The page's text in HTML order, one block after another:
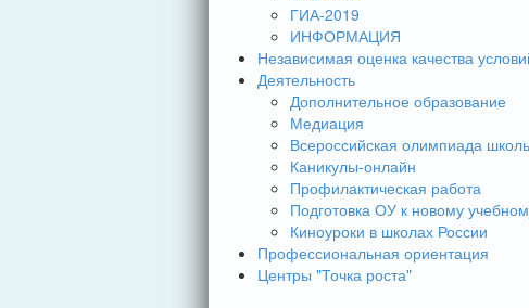
ГИА-2019
ИНФОРМАЦИЯ
Независимая оценка качества
Деятельность
Дополнительное образование
Медиация
Всероссийская олимпиада
Каникулы-онлайн
Профилактическая работа
Подготовка ОУ к новому
Киноуроки в школах России
Профессиональная ориентация
Центры "Точка роста"